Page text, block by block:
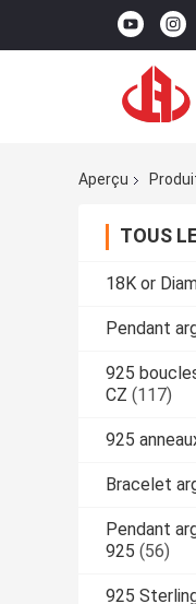
Aperçu
TOUS
18K or
Pendant
925
CZ (117)
925
Bracelet
Pendant
925 (56)
925